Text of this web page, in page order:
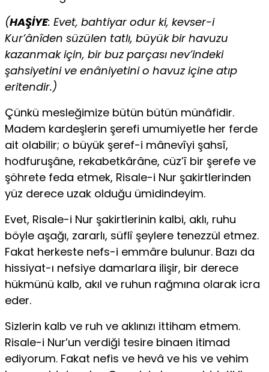
(HAŞİYE: Evet, bahtiyar odur ki, kevser-i
Kur’ânîden süzülen tatlı, büyük bir havuzu
kazanmak için, bir buz parçası nev’indeki
şahsiyetini ve enâniyetini o havuz içine atıp
eritendir.)
Çünkü mesleğimize bütün bütün münâfidir.
Madem kardeşlerin şerefi umumiyetle her ferde
ait olabilir; o büyük şeref-i mânevîyi şahsî,
hodfuruşâne, rekabetkârâne, cüz’î bir şerefe ve
şöhrete feda etmek, Risale-i Nur şakirtlerinden
yüz derece uzak olduğu ümidindeyim.
Evet, Risale-i Nur şakirtlerinin kalbi, aklı, ruhu
böyle aşağı, zararlı, süflî şeylere tenezzül etmez.
Fakat herkeste nefs-i emmâre bulunur. Bazı da
hissiyat-ı nefsiye damarlara ilişir, bir derece
hükmünü kalb, akıl ve ruhun rağmına olarak icra
eder.
Sizlerin kalb ve ruh ve aklınızı ittiham etmem.
Risale-i Nur’un verdiği tesire binaen itimad
ediyorum. Fakat nefis ve hevâ ve his ve vehim